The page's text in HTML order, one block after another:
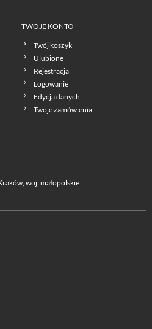
TWOJE KONTO
Twój koszyk
Ulubione
Rejestracja
Logowanie
Edycja danych
Twoje zamówienia
woj. małopolskie